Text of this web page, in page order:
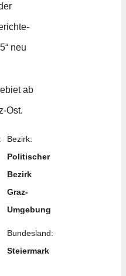
neu
ab
Ost.
Bezirk:
Politischer
Bezirk
Graz-
Umgebung
Bundesland:
Steiermark